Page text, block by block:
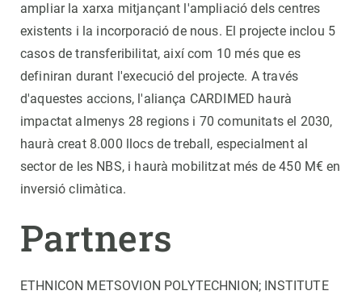
ampliar la xarxa mitjançant l'ampliació dels centres
existents i la incorporació de nous. El projecte inclou 5
casos de transferibilitat, així com 10 més que es
definiran durant l'execució del projecte. A través
d'aquestes accions, l'aliança CARDIMED haurà
impactat almenys 28 regions i 70 comunitats el 2030,
haurà creat 8.000 llocs de treball, especialment al
sector de les NBS, i haurà mobilitzat més de 450 M€ en
inversió climàtica.
Partners
ETHNICON METSOVION POLYTECHNION; INSTITUTE